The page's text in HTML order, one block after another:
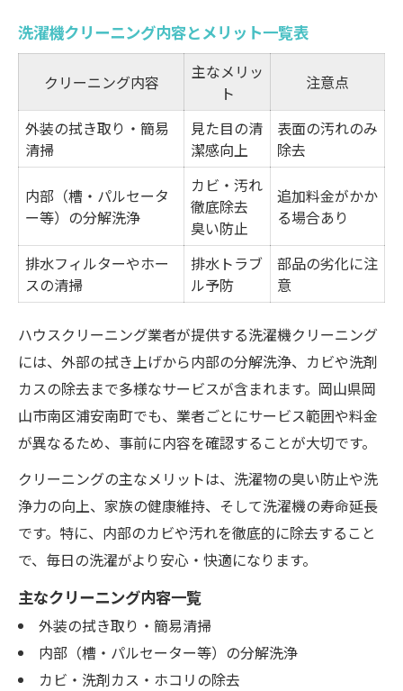
洗濯機クリーニング内容とメリット一覧表
クリーニング内容
主なメリッ
ト
注意点
外装の拭き取り・簡易
清掃
見た目の清
潔感向上
表面の汚れのみ
除去
内部（槽・パルセータ
ー等）の分解洗浄
カビ・汚れ
徹底除去
臭い防止
追加料金がかか
る場合あり
排水フィルターやホー
スの清掃
排水トラブ
ル予防
部品の劣化に注
意
ハウスクリーニング業者が提供する洗濯機クリーニング
には、外部の拭き上げから内部の分解洗浄、カビや洗剤
カスの除去まで多様なサービスが含まれます。岡山県岡
山市南区浦安南町でも、業者ごとにサービス範囲や料金
が異なるため、事前に内容を確認することが大切です。
クリーニングの主なメリットは、洗濯物の臭い防止や洗
浄力の向上、家族の健康維持、そして洗濯機の寿命延長
です。特に、内部のカビや汚れを徹底的に除去すること
で、毎日の洗濯がより安心・快適になります。
主なクリーニング内容一覧
外装の拭き取り・簡易清掃
内部（槽・パルセーター等）の分解洗浄
カビ・洗剤カス・ホコリの除去